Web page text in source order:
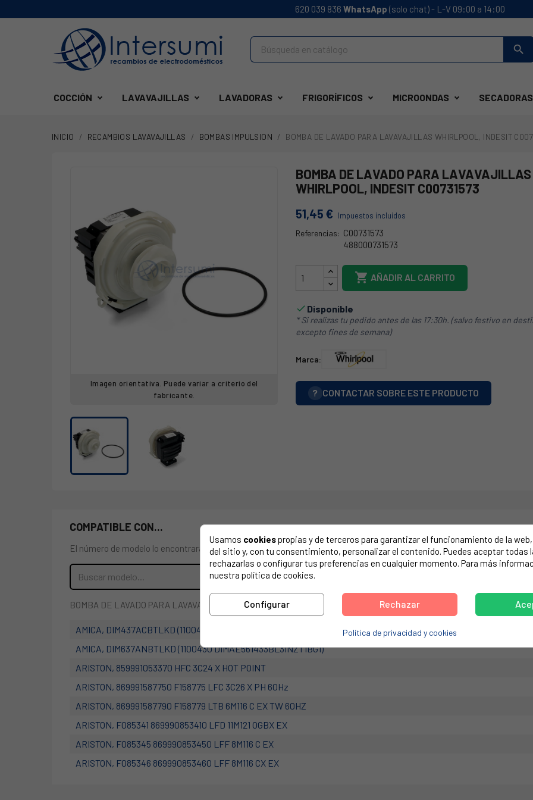
620 039 836 WhatsApp (solo chat) - L-V 09:00 a 14:00
search
COCCIÓN LAVAVAJILLAS LAVADORAS FRIGORÍFICOS MICROONDAS SECADORAS
INICIO RECAMBIOS LAVAVAJILLAS BOMBAS IMPULSION BOMBA DE LAVADO PARA LAVAVAJILLAS WHIRLPOOL, INDESIT
Imagen orientativa. Puede variar a criterio del
fabricante.
BOMBA DE LAVADO PARA LAVAVAJILLAS
WHIRLPOOL, INDESIT C00731573
51,45 € Impuestos incluidos
Referencias: C00731573
488000731573
 AÑADIR AL CARRITO
 Disponible
* Si realizas tu pedido antes de las 17:30h. (salvo festivo en
excepto fines de semana)
Marca:
? CONTACTAR SOBRE ESTE PRODUCTO
COMPATIBLE CON...
El número de modelo lo encontrarás en la etiqueta de tu electrodoméstico. Suele estar formado por números y letras.
BOMBA DE LAVADO PARA LAVAVAJILLAS WHIRLPOOL, ARISTON, INDESIT, ETC.. 488000731573, C00731573
AMICA, DIM437ACBTLKD (1100428 DIMAE541033BL3SNZT1BG1)
AMICA, DIM637ANBTLKD (1100430 DIMAE561433BL3INZT1BG1)
ARISTON, 859991053370 HFC 3C24 X HOT POINT
ARISTON, 869991587750 F158775 LFC 3C26 X PH 60Hz
ARISTON, 869991587790 F158779 LTB 6M116 C EX TW 60HZ
ARISTON, F085341 869990853410 LFD 11M121 OGBX EX
ARISTON, F085345 869990853450 LFF 8M116 C EX
ARISTON, F085346 869990853460 LFF 8M116 CX EX
Usamos cookiespropias y de terceros para garantizar el funcionamiento de la
del sitio y, con tu consentimiento, personalizar el contenido. Puedes aceptar todas
rechazarlas o configurar tus preferencias en cualquier momento. Para más
nuestra política de cookies.
Configurar Rechazar
Política de privacidad y cookies